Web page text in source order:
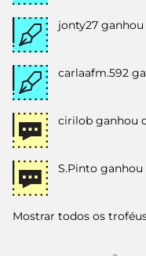
jonty27 ganhou
carlaafm.592
cirilob ganhou
S.Pinto ganhou
Mostrar todos os